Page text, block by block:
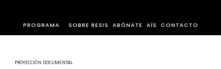
PROGRAMA SOBRE RESIS ABÓNATE AÏS CONTACTO
PROYECCIÓN DOCUMENTAL